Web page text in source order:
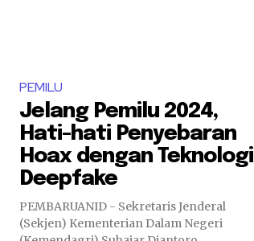
PEMILU
Jelang Pemilu 2024,
Hati-hati Penyebaran
Hoax dengan Teknologi
Deepfake
PEMBARUANID - Sekretaris Jenderal
(Sekjen) Kementerian Dalam Negeri